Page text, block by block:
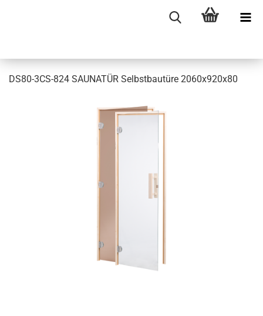
DS80-3CS-824 SAUNATÜR Selbstbautüre 2060x920x80